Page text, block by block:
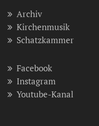
Archiv
Kirchenmusik
Schatzkammer
Facebook
Instagram
Youtube-Kanal